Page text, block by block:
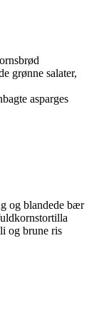
grønne salater,
asparges
og blandede bær
og brune ris